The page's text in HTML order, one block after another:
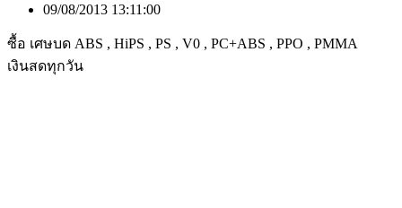
09/08/2013 13:11:00
ซื้อ เศษบด ABS , HiPS , PS , V0 , PC+ABS , PPO , PMMA
เงินสดทุกวัน